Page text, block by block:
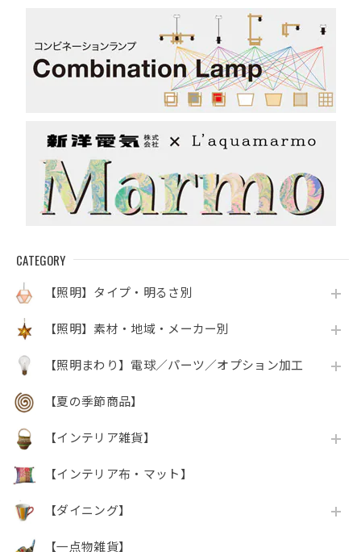
CATEGORY
【照明】タイプ・明るさ別
【照明】素材・地域・メーカー別
【照明まわり】電球／パーツ／オプション加工
【夏の季節商品】
【インテリア雑貨】
【インテリア布・マット】
【ダイニング】
【一点物雑貨】